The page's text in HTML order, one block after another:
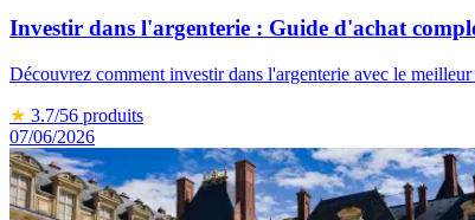
Investir dans l'argenterie : Guide d'achat
Découvrez comment investir dans l'argenterie avec le
★ 3.7/56 produits
07/06/2026